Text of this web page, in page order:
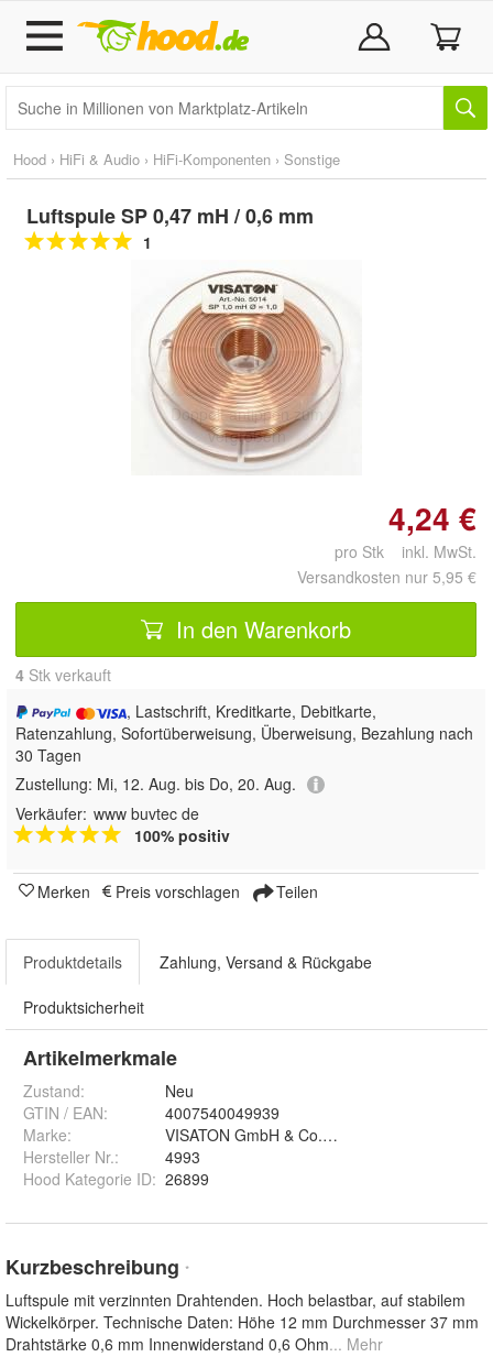
Hood › HiFi & Audio › HiFi-Komponenten › Sonstige
Luftspule SP 0,47 mH / 0,6 mm
1
Doppelt antippen zum
vergrößern
4,24 €
pro Stk inkl. MwSt.
Versandkosten nur 5,95 €
In den Warenkorb
4 Stk verkauft
, Lastschrift, Kreditkarte, Debitkarte,
Ratenzahlung, Sofortüberweisung, Überweisung, Bezahlung nach
30 Tagen
Zustellung: Mi, 12. Aug. bis Do, 20. Aug.
Verkäufer: www buvtec de
100% positiv
Merken Preis vorschlagen Teilen
Produktdetails Zahlung, Versand & Rückgabe
Produktsicherheit
Artikelmerkmale
Zustand:
Neu
GTIN / EAN:
4007540049939
Marke:
VISATON GmbH & Co. KG
Hersteller Nr.:
4993
Hood Kategorie ID: 26899
Kurzbeschreibung *
Luftspule mit verzinnten Drahtenden. Hoch belastbar, auf stabilem
Wickelkörper. Technische Daten: Höhe 12 mm Durchmesser 37 mm
Drahtstärke 0,6 mm Innenwiderstand 0,6 Ohm... Mehr